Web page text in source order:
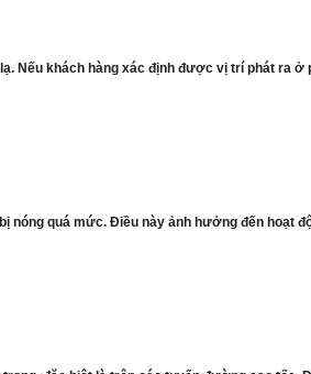
Nếu khách hàng xác định được vị trí phát ra ở
quá mức. Điều này ảnh hưởng đến hoạt